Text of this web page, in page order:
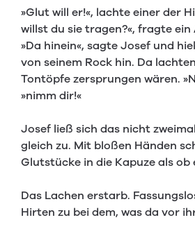
»Glut will er!«, lachte einer der
willst du sie tragen?«, fragte
»Da hinein«, sagte Josef und
von seinem Rock hin. Da
Tontöpfe zersprungen wären.
»nimm dir!«
Josef ließ sich das nicht
gleich zu. Mit bloßen Händen
Glutstücke in die Kapuze als ob
Das Lachen erstarb.
Hirten zu bei dem, was da vor